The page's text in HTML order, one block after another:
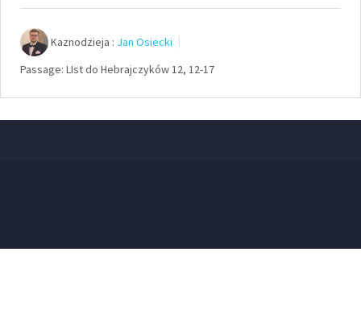
dźwiękowych
Kaznodzieja : Jan Osiecki
Passage: LIst do Hebrajczyków 12, 12-17